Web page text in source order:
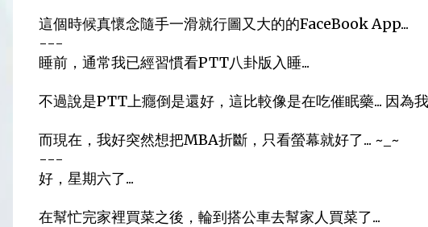
這個時候真懷念隨手一滑就行圖又大的的FaceBook App...
---
睡前，通常我已經習慣看PTT八卦版入睡...
不過說是PTT上癮倒是還好，這比較像是在吃催眠藥... 因為
而現在，我好突然想把MBA折斷，只看螢幕就好了... ~_~
---
好，星期六了...
在幫忙完家裡買菜之後，輪到搭公車去幫家人買菜了...